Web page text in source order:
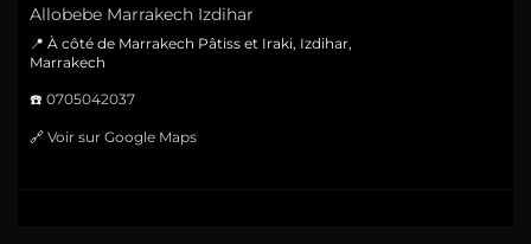
Allobebe Marrakech Izdihar
📍 À côté de Marrakech Pâtiss et Iraki, Izdihar,
Marrakech
☎️ 0705042037
🔗 Voir sur Google Maps